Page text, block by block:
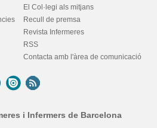
El Col·legi als mitjans
Recull de premsa
Revista Infermeres
RSS
Contacta amb l'àrea de comunicació
i Infermers de Barcelona